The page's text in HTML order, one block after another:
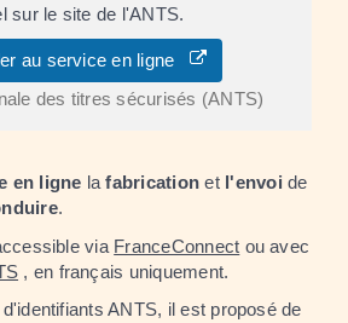
sur le site de l'ANTS.
au service en ligne
des titres sécurisés (ANTS)
en ligne lafabrication et l'envoi de
.
via FranceConnect ou avec
, en français uniquement.
ANTS, il est proposé de